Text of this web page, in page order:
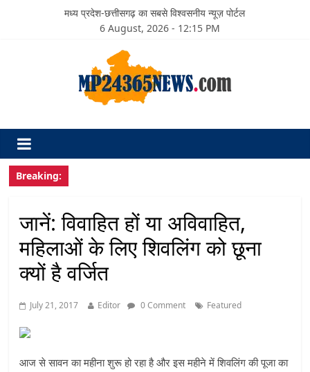
मध्य प्रदेश-छत्तीसगढ़ का सबसे विश्वसनीय न्यूज़ पोर्टल
6 August, 2026 - 12:15 PM
Breaking:
जानें: विवाहित हों या अविवाहित,
महिलाओं के लिए श‍िवलिंग को छूना
क्यों है वर्जित
July 21, 2017 Editor 0 Comment Featured
आज से सावन का महीना शुरू हो रहा है और इस महीने में शिवलिंग की पूजा का